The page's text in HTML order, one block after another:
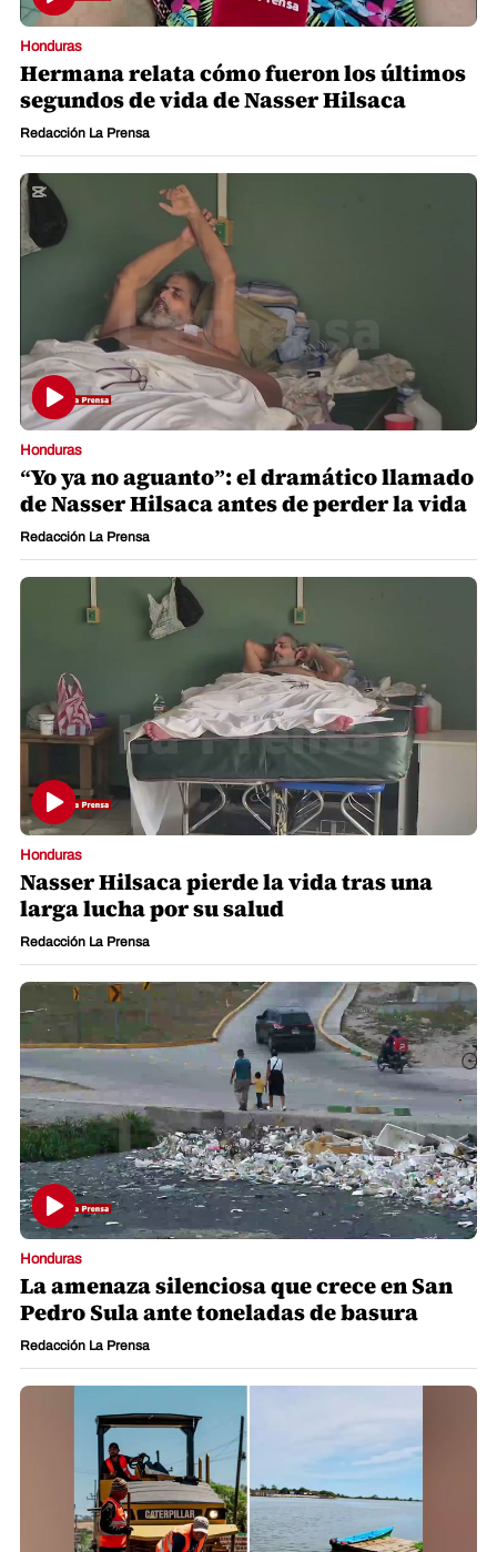
Honduras
Hermana relata cómo fueron los últimos
segundos de vida de Nasser Hilsaca
Redacción La Prensa
Honduras
“Yo ya no aguanto”: el dramático llamado
de Nasser Hilsaca antes de perder la vida
Redacción La Prensa
Honduras
Nasser Hilsaca pierde la vida tras una
larga lucha por su salud
Redacción La Prensa
Honduras
La amenaza silenciosa que crece en San
Pedro Sula ante toneladas de basura
Redacción La Prensa